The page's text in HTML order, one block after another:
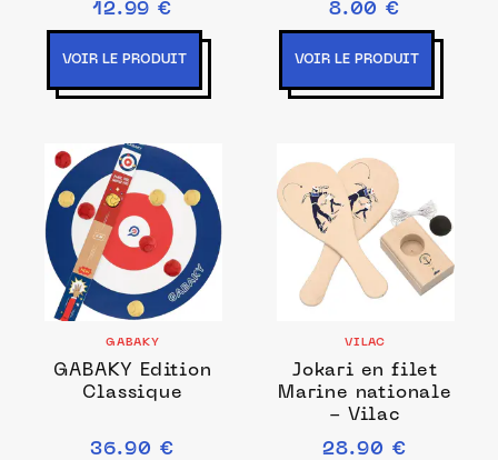
12.99 €
VOIR LE PRODUIT
dès 9 ans |
activité plein air
8.00 €
VOIR LE PRODUIT
GABAKY
GABAKY Edition
Classique
36.90 €
VILAC
Jokari en filet
Marine nationale
- Vilac
28.90 €